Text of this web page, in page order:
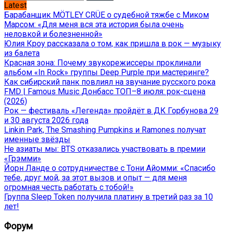
Latest
Барабанщик MÖTLEY CRÜE о судебной тяжбе с Миком
Марсом: «Для меня вся эта история была очень
неловкой и болезненной»
Юлия Кроу рассказала о том, как пришла в рок — музыку
из балета
Красная зона: Почему звукорежиссеры проклинали
альбом «In Rock» группы Deep Purple при мастеринге?
Как сибирский панк повлиял на звучание русского рока
FMD | Famous Music Донбасс ТОП–8 июля: рок-сцена
(2026)
Рок — фестиваль «Легенда» пройдёт в ДК Горбунова 29
и 30 августа 2026 года
Linkin Park, The Smashing Pumpkins и Ramones получат
именные звёзды
Не азиаты мы: BTS отказались участвовать в премии
«Грэмми»
Йорн Ланде о сотрудничестве с Тони Айомми: «Спасибо
тебе, друг мой, за этот вызов и опыт — для меня
огромная честь работать с тобой!»
Группа Sleep Token получила платину в третий раз за 10
лет!
Форум